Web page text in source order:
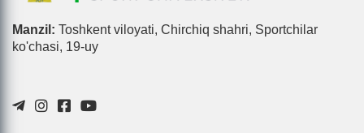
Manzil: Toshkent viloyati, Chirchiq shahri, Sportchilar
ko'chasi, 19-uy